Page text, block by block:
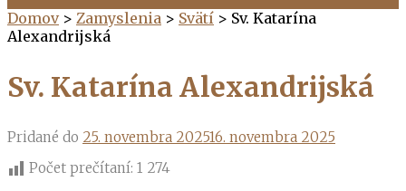
Domov> Zamyslenia > Svätí > Sv. Katarína
Alexandrijská
Sv. Katarína Alexandrijská
Pridané do 25. novembra 202516. novembra 2025
Počet prečítaní: 1 274